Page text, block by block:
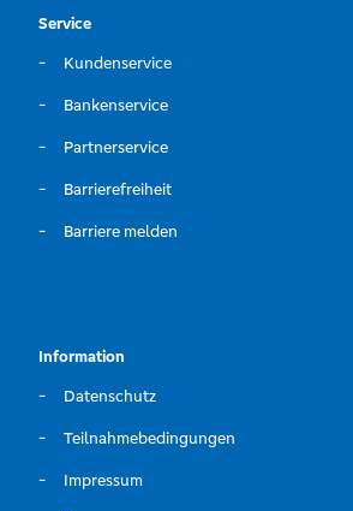
Service
Kundenservice
Bankenservice
Partnerservice
Barrierefreiheit
Barriere melden
Information
Datenschutz
Teilnahmebedingungen
Impressum